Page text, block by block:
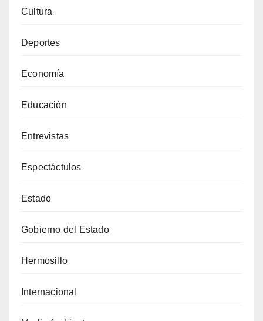
Cultura
Deportes
Economía
Educación
Entrevistas
Espectáctulos
Estado
Gobierno del Estado
Hermosillo
Internacional